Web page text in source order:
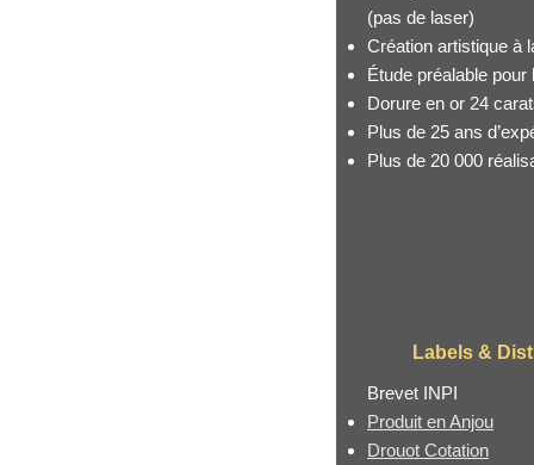
(pas de laser)
Création artistique à
Étude préalable pour
Dorure en or 24
Plus de 25 ans
Plus de 20 000
Labels &
Brevet INPI
Produit en Anjou
Drouot Cotation